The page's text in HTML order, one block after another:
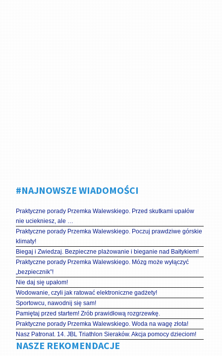
#NAJNOWSZE WIADOMOŚCI
Praktyczne porady Przemka Walewskiego. Przed skutkami upałów
nie uciekniesz, ale …
Praktyczne porady Przemka Walewskiego. Poczuj prawdziwe górskie
klimaty!
Biegaj i Zwiedzaj. Bezpieczne plażowanie i bieganie nad Bałtykiem!
Praktyczne porady Przemka Walewskiego. Mózg może wyłączyć
„bezpiecznik”!
Nie daj się upałom!
Wodowanie, czyli jak ratować elektroniczne gadżety!
Sportowcu, nawodnij się sam!
Pamiętaj przed startem! Zrób prawidłową rozgrzewkę.
Praktyczne porady Przemka Walewskiego. Woda na wagę złota!
Nasz Patronat. 14. JBL Triathlon Sieraków. Akcja pomocy dzieciom!
NASZE REKOMENDACJE